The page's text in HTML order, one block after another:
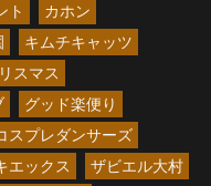
ト
カホン
キムチキャッツ
スマス
グッド楽便り
スプレダンサーズ
エックス
ザビエル大村